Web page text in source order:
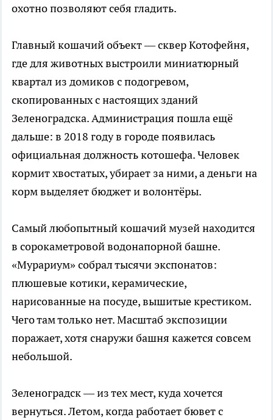
охотно позволяют себя гладить.
Главный кошачий объект — сквер Котофейня,
где для животных выстроили миниатюрный
квартал из домиков с подогревом,
скопированных с настоящих зданий
Зеленоградска. Администрация пошла ещё
дальше: в 2018 году в городе появилась
официальная должность котошефа. Человек
кормит хвостатых, убирает за ними, а деньги на
корм выделяет бюджет и волонтёры.
Самый любопытный кошачий музей находится
в сорокаметровой водонапорной башне.
«Мурариум» собрал тысячи экспонатов:
плюшевые котики, керамические,
нарисованные на посуде, вышитые крестиком.
Чего там только нет. Масштаб экспозиции
поражает, хотя снаружи башня кажется совсем
небольшой.
Зеленоградск — из тех мест, куда хочется
вернуться. Летом, когда работает бювет с